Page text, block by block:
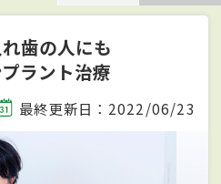
歯の人にも
ラント治療
最終更新日：2022/06/23